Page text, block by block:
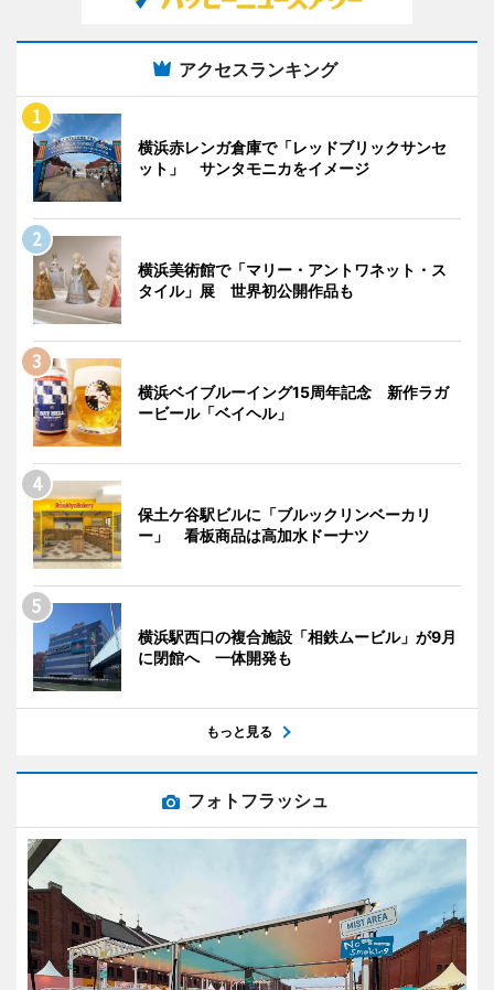
アクセスランキング
横浜赤レンガ倉庫で「レッドブリックサンセ
ット」 サンタモニカをイメージ
横浜美術館で「マリー・アントワネット・ス
タイル」展 世界初公開作品も
横浜ベイブルーイング15周年記念 新作ラガ
ービール「ベイヘル」
保土ケ谷駅ビルに「ブルックリンベーカリ
ー」 看板商品は高加水ドーナツ
横浜駅西口の複合施設「相鉄ムービル」が9月
に閉館へ 一体開発も
もっと見る
フォトフラッシュ